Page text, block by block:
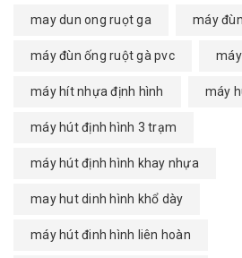
may dun ong ruọt ga máy
máy đùn ống ruột gà pvc
máy hít nhựa định hình máy
máy hút định hình 3 trạm
máy hút định hình khay nhựa
may hut dinh hình khổ dày
máy hút đinh hình liên hoàn